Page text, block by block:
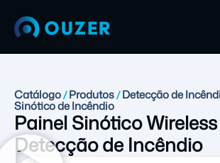
Catálogo/ Produtos/ Detecção de
Sinótico de Incêndio
Painel Sinótico
Detecção de Incêndio